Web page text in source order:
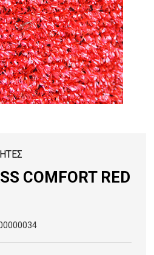
COMFORT RED